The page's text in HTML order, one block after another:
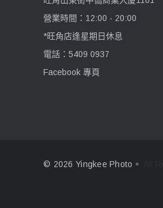
營業時間：12:00 - 20:00
*旺角店逢星期日休息
電話：5409 0937
Facebook 專頁
© 2026 Yingkee Photo。